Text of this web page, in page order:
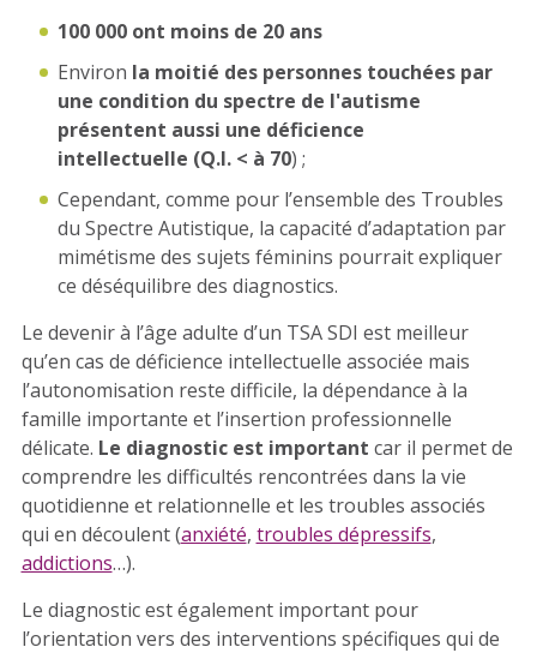
100 000 ont moins de 20 ans
Environ la moitié des personnes touchées par
une condition du spectre de l'autisme
présentent aussi une déficience
intellectuelle (Q.I. < à 70) ;
Cependant, comme pour l’ensemble des Troubles
du Spectre Autistique, la capacité d’adaptation par
mimétisme des sujets féminins pourrait expliquer
ce déséquilibre des diagnostics.
Le devenir à l’âge adulte d’un TSA SDI est meilleur
qu’en cas de déficience intellectuelle associée mais
l’autonomisation reste difficile, la dépendance à la
famille importante et l’insertion professionnelle
délicate. Le diagnostic est important car il permet de
comprendre les difficultés rencontrées dans la vie
quotidienne et relationnelle et les troubles associés
qui en découlent (anxiété, troubles dépressifs,
addictions…).
Le diagnostic est également important pour
l’orientation vers des interventions spécifiques qui de